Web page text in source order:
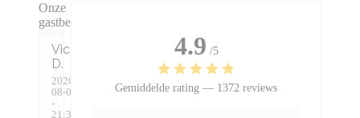
Onze
gastbeoordelingen
Victoire
D
2026-
08-04
-
21:30
4.9 /5
Gemiddelde rating — 1372 reviews